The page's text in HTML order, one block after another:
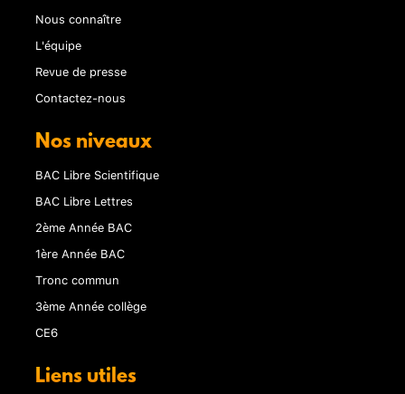
Nous connaître
L'équipe
Revue de presse
Contactez-nous
Nos niveaux
BAC Libre Scientifique
BAC Libre Lettres
2ème Année BAC
1ère Année BAC
Tronc commun
3ème Année collège
CE6
Liens utiles